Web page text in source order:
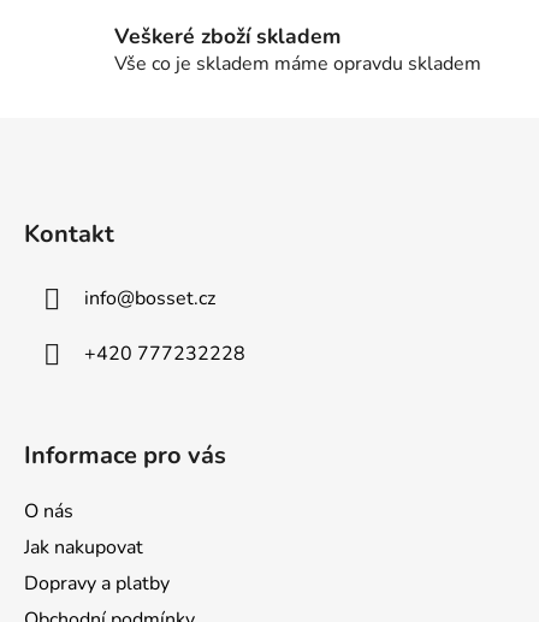
p
i
Veškeré zboží skladem
Vše co je skladem máme opravdu skladem
Kontakt
info@bosset.cz
+420 777232228
Informace pro vás
O nás
Jak nakupovat
Dopravy a platby